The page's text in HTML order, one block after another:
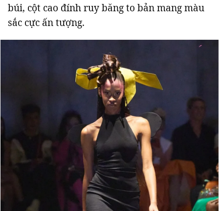
búi, cột cao đính ruy băng to bản mang màu
sắc cực ấn tượng.